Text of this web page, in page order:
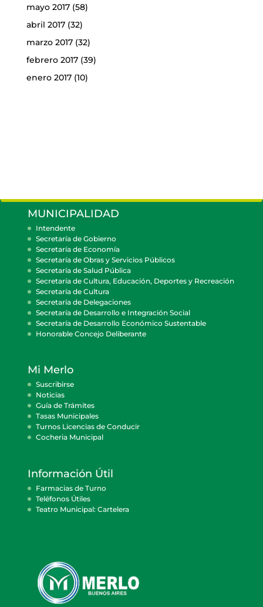
mayo 2017(58)
abril 2017(32)
marzo 2017(32)
febrero 2017(39)
enero 2017(10)
MUNICIPALIDAD
Intendente
Secretaría de Gobierno
Secretaría de Economía
Secretaría de Obras y Servicios Públicos
Secretaría de Salud Pública
Secretaría de Cultura, Educación, Deportes y Recreación
Secretaría de Cultura
Secretaría de Delegaciones
Secretaría de Desarrollo e Integración Social
Secretaría de Desarrollo Económico Sustentable
Honorable Concejo Deliberante
Mi Merlo
Suscribirse
Noticias
Guía de Trámites
Tasas Municipales
Turnos Licencias de Conducir
Cocheria Municipal
Información Útil
Farmacias de Turno
Teléfonos Útiles
Teatro Municipal: Cartelera